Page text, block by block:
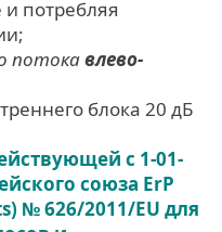
потребляя
потокавлево-
блока 20 дБ
c 1-01-
союза ErP
№ 626/2011/EU для